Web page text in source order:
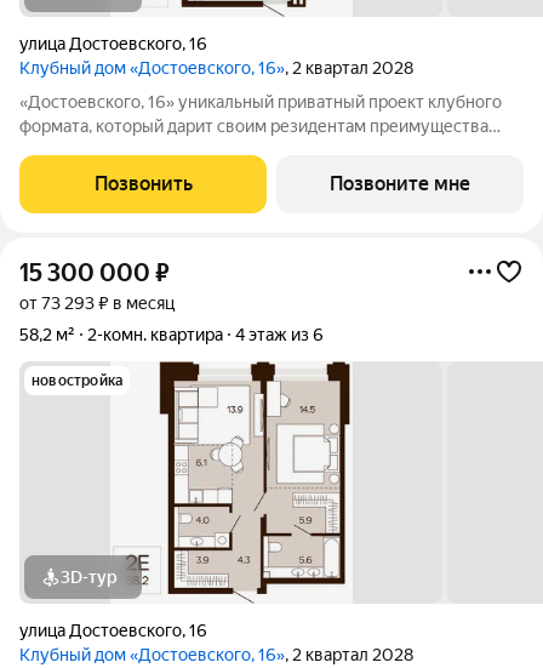
улица Достоевского,16
Клубный дом «Достоевского, 16», 2 квартал 2028
«Достоевского, 16» уникальный приватный проект клубного
формата, который дарит своим резидентам преимущества
сохраняя приватность. Находиться среди людей и
одновременно в уединенном месте,
Позвонить Позвоните мне
15 300 000 ₽
от 73 293 ₽ в месяц
58,2 м²
2-комн. квартира 4 этаж из 6
новостройка
3D-тур
улица Достоевского,16
Клубный дом «Достоевского, 16», 2 квартал 2028